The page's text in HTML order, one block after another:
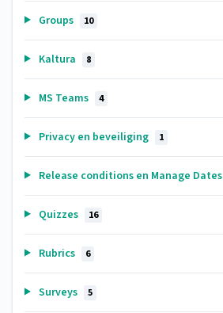
Groups 10
Kaltura 8
MS Teams 4
Privacy en beveiliging 1
Release conditions en Manage Dates
Quizzes 16
Rubrics 6
Surveys 5